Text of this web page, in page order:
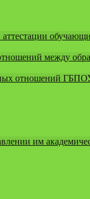
между
отношений
им